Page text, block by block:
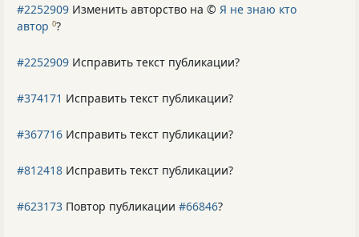
#2252909 Изменить авторство на © Я не знаю кто
автор 0?
#2252909 Исправить текст публикации?
#374171 Исправить текст публикации?
#367716 Исправить текст публикации?
#812418 Исправить текст публикации?
#623173 Повтор публикации #66846?